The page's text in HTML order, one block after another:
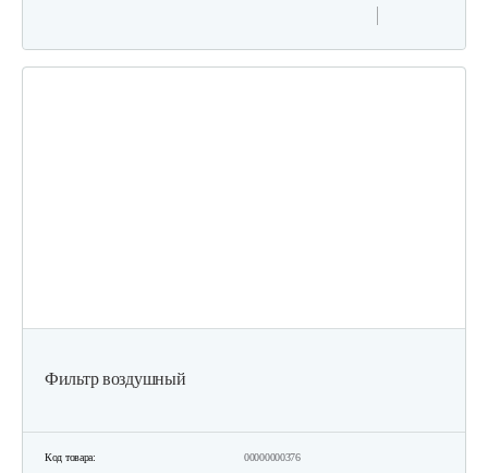
Фильтр воздушный
Код товара:
00000000376